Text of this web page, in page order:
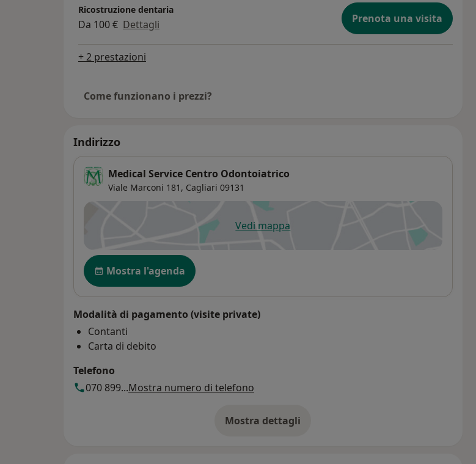
Ricostruzione dentaria
Da 100 € Dettagli Prenota una visita
+ 2 prestazioni
Come funzionano i prezzi?
Indirizzo
Medical Service Centro Odontoiatrico
Viale Marconi 181, Cagliari 09131
Vedi mappasi apre in una nuova scheda
Disponibilità
Mostra l'agenda
Modalità di pagamento (visite private)
Contanti
Carta di debito
Telefono
070 899...Mostra numero di telefono
Mostra dettagli
sull'indirizzo